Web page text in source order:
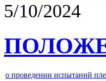
5/10/2024
о проведении испытаний